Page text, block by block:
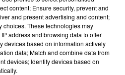
content; Ensure security, prevent and
and present advertising and content;
choices. These technologies may
address and browsing data to offer
devices based on information actively
data; Match and combine data from
devices; Identify devices based on